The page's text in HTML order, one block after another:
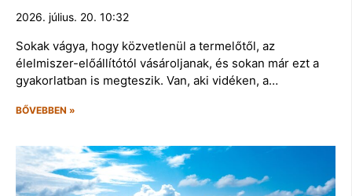
2026. július. 20. 10:32
Sokak vágya, hogy közvetlenül a termelőtől, az
élelmiszer-előállítótól vásároljanak, és sokan már ezt a
gyakorlatban is megteszik. Van, aki vidéken, a…
BŐVEBBEN »